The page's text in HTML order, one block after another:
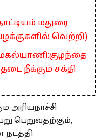
மதுரை
வெற்றி)
நீக்கும் சக்தி
அரியநாச்சி
பெறுவதற்கும்,
நடத்தி